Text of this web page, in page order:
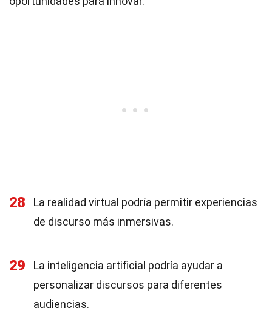
28
La realidad virtual podría permitir experiencias
de discurso más inmersivas.
29
La inteligencia artificial podría ayudar a
personalizar discursos para diferentes
audiencias.